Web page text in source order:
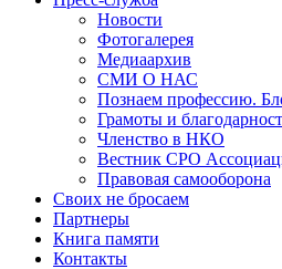
Новости
Фотогалерея
Медиаархив
СМИ О НАС
Познаем профессию.
Грамоты и
Членство в НКО
Вестник СРО
Правовая самооборона
Своих не бросаем
Партнеры
Книга памяти
Контакты